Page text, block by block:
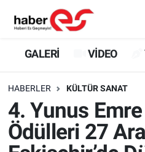
GALERİ VİDEO
HABERLER KÜLTÜR SANAT
4. Yunus
Ödülleri 27
GALERİ
YAZARLAR
GÜNDEM
Eskişehir Nöbetçi
Eskişehir Trafik
Süper Lig Puan